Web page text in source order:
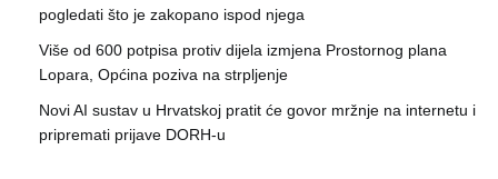
pogledati što je zakopano ispod njega
Više od 600 potpisa protiv dijela izmjena Prostornog plana
Lopara, Općina poziva na strpljenje
Novi AI sustav u Hrvatskoj pratit će govor mržnje na internetu i
pripremati prijave DORH-u